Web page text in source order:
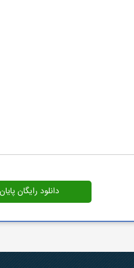
دانلود رایگان